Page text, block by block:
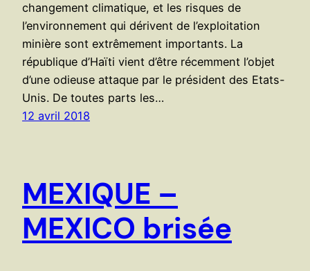
changement climatique, et les risques de
l’environnement qui dérivent de l’exploitation
minière sont extrêmement importants. La
république d’Haïti vient d’être récemment l’objet
d’une odieuse attaque par le président des Etats-
Unis. De toutes parts les…
12 avril 2018
MEXIQUE –
MEXICO brisée